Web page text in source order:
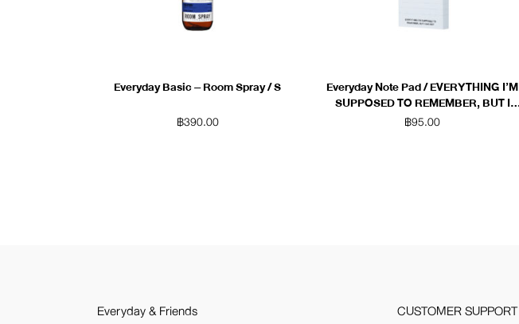
Everyday Basic – Room Spray / S
฿390.00
Everyday Note Pad / EVERYTHING I’M
SUPPOSED TO REMEMBER, BUT I
CAN NOT (White)
฿95.00
Everyday & Friends
CUSTOMER SUPPORT